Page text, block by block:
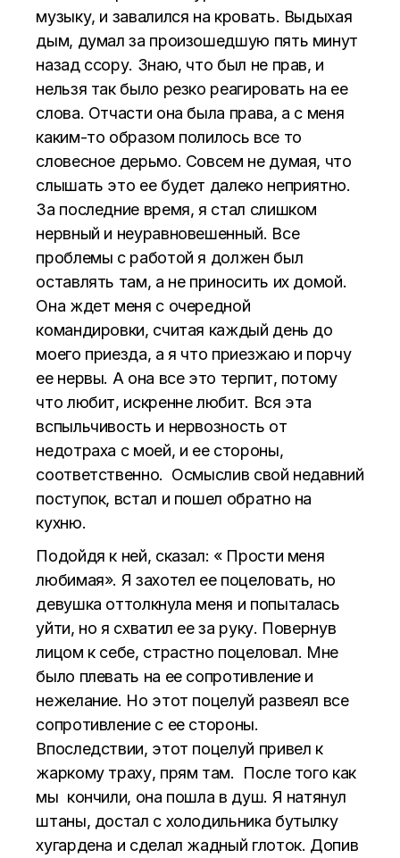
музыку, и завалился на кровать. Выдыхая
дым, думал за произошедшую пять минут
назад ссору. Знаю, что был не прав, и
нельзя так было резко реагировать на ее
слова. Отчасти она была права, а с меня
каким-то образом полилось все то
словесное дерьмо. Совсем не думая, что
слышать это ее будет далеко неприятно.
За последние время, я стал слишком
нервный и неуравновешенный. Все
проблемы с работой я должен был
оставлять там, а не приносить их домой.
Она ждет меня с очередной
командировки, считая каждый день до
моего приезда, а я что приезжаю и порчу
ее нервы. А она все это терпит, потому
что любит, искренне любит. Вся эта
вспыльчивость и нервозность от
недотраха с моей, и ее стороны,
соответственно. Осмыслив свой недавний
поступок, встал и пошел обратно на
кухню.
Подойдя к ней, сказал: « Прости меня
любимая». Я захотел ее поцеловать, но
девушка оттолкнула меня и попыталась
уйти, но я схватил ее за руку. Повернув
лицом к себе, страстно поцеловал. Мне
было плевать на ее сопротивление и
нежелание. Но этот поцелуй развеял все
сопротивление с ее стороны.
Впоследствии, этот поцелуй привел к
жаркому траху, прям там. После того как
мы кончили, она пошла в душ. Я натянул
штаны, достал с холодильника бутылку
хугардена и сделал жадный глоток. Допив